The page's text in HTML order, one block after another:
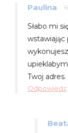
Paulina
Słabo mi
wstawiając
Twoj adres.
Odpowiedz